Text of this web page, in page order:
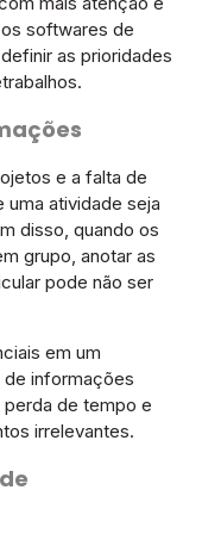
softwares de
as prioridades
e a falta de
atividade seja
disso, quando os
grupo, anotar as
pode não ser
em um
informações
de tempo e
irrelevantes.